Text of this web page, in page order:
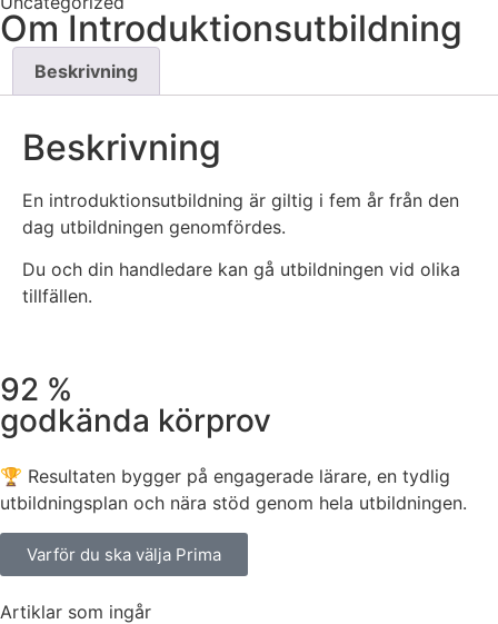
Om Introduktionsutbildning
Beskrivning
Beskrivning
En introduktionsutbildning är giltig i fem år från den
dag utbildningen genomfördes.
Du och din handledare kan gå utbildningen vid olika
tillfällen.
92 %
godkända körprov
🏆 Resultaten bygger på engagerade lärare, en tydlig
utbildningsplan och nära stöd genom hela utbildningen.
Varför du ska välja Prima
Artiklar som ingår